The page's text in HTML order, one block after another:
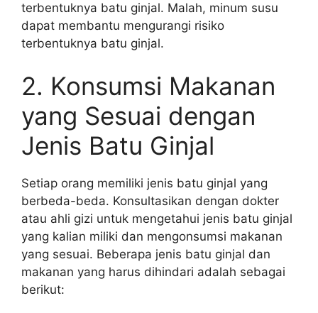
terbentuknya batu ginjal. Malah, minum susu
dapat membantu mengurangi risiko
terbentuknya batu ginjal.
2. Konsumsi Makanan
yang Sesuai dengan
Jenis Batu Ginjal
Setiap orang memiliki jenis batu ginjal yang
berbeda-beda. Konsultasikan dengan dokter
atau ahli gizi untuk mengetahui jenis batu ginjal
yang kalian miliki dan mengonsumsi makanan
yang sesuai. Beberapa jenis batu ginjal dan
makanan yang harus dihindari adalah sebagai
berikut: